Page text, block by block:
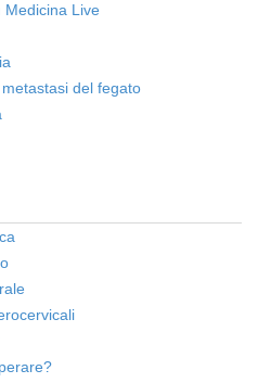
Medicina Live
del fegato